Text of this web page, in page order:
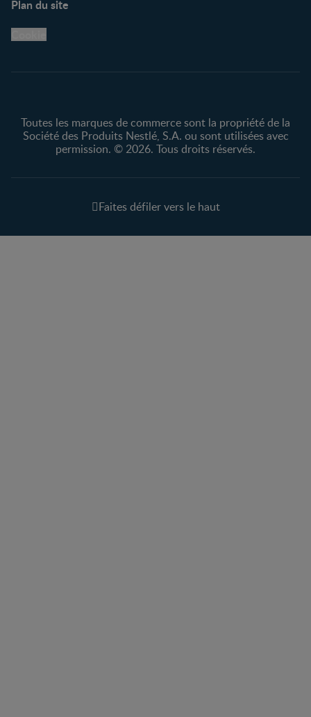
Centre de soutien
Avis légaux
Protection des
Plan du site
Toutes les marques de commerce sont la propriété de la
Société des Produits Nestlé, S.A. ou sont utilisées avec
permission. © 2026. Tous droits réservés.
Faites défiler vers le haut